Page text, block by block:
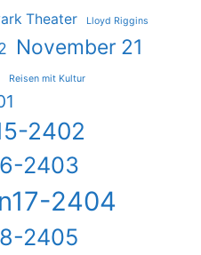
Theater Lloyd Riggins
November 21
Reisen mit Kultur
2402
2403
2404
2405